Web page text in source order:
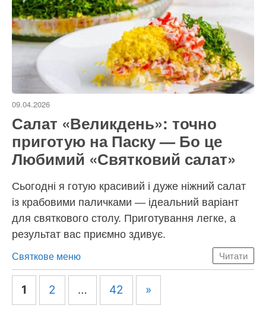
09.04.2026
Салат «Великдень»: точно
приготую на Паску — Бо це
Любимий «Святковий салат»
Сьогодні я готую красивий і дуже ніжний салат
із крабовими паличками — ідеальний варіант
для святкового столу. Приготування легке, а
результат вас приємно здивує.
Категорії
Святкове меню Читати
Навігація
1 2 … 42 »